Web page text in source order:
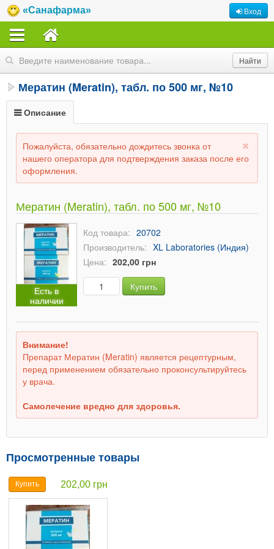
«Санафарма» Вход
Мератин (Meratin), табл. по 500 мг, №10
Описание
Пожалуйста, обязательно дождитесь звонка от
нашего оператора для подтверждения заказа после его
оформления.
Мератин (Meratin), табл. по 500 мг, №10
Есть в
наличии
Код товара: 20702
Производитель: XL Laboratories (Индия)
Цена: 202,00 грн
Купить
Внимание!
Препарат Мератин (Meratin) является рецептурным,
перед применением обязательно проконсультируйтесь
у врача.
Самолечение вредно для здоровья.
Просмотренные товары
Купить 202,00 грн